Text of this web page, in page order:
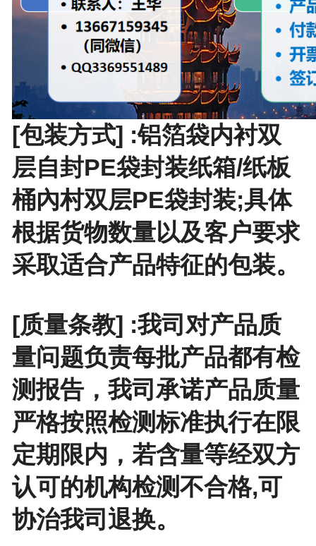
[包装方式] :铝箔袋内衬双
层自封PE袋封装纸箱/纸板
桶內村双层PE袋封装;具体
根据货物数量以及客户要求
采取适合产品特征的包装。
[质量条教] :我司对产品质
量问题负责每批产品都有检
测报告，我司承诺产品质量
严格按照检测标准执行在限
定期限内，若含量等经双方
认可的机构检测不合格,可
协治我司退换。